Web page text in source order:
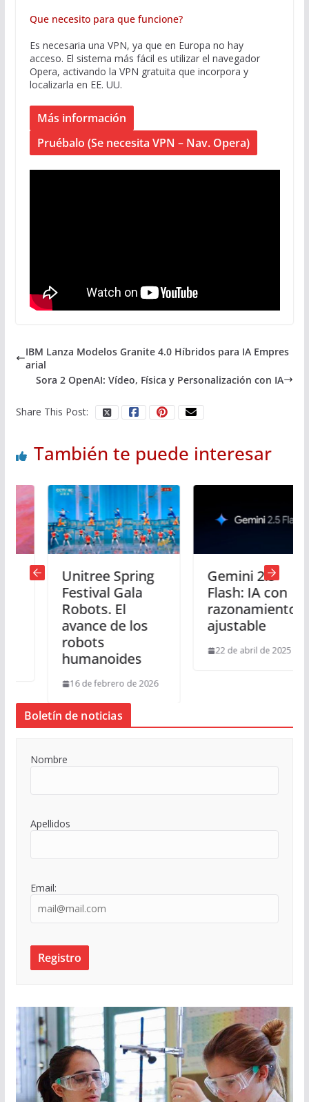
Que necesito para que funcione?
Es necesaria una VPN, ya que en Europa no hay
acceso. El sistema más fácil es utilizar el navegador
Opera, activando la VPN gratuita que incorpora y
localizarla en EE. UU.
Más información
Pruébalo (Se necesita VPN – Nav. Opera)
IBM Lanza Modelos Granite 4.0 Híbridos para IA Empres
arial
Sora 2 OpenAI: Vídeo, Física y Personalización con IA
Share This Post:
También te puede interesar
Unitree Spring
Festival Gala
Robots. El
avance de los
robots
humanoides
16 de febrero de 2026
Gemini 2.5
Flash: IA con
razonamiento
ajustable
22 de abril de 2025
Boletín de noticias
Nombre
Apellidos
Email: